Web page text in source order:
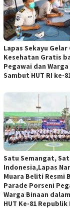
Lapas Sekayu Gelar
Kesehatan Gratis
Pegawai dan Warga
Sambut HUT RI ke-
Satu Semangat,
Indonesia,Lapas
Muara Beliti Resmi
Parade Porseni
Warga Binaan
HUT Ke-81